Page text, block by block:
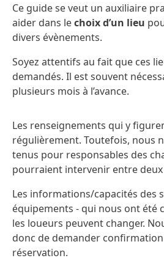
Ce guide se veut un auxiliaire
aider dans lechoix d’un lieu
divers évènements.
Soyez attentifs au fait que ces
demandés. Il est souvent
plusieurs mois à l’avance.
Les renseignements qui y
régulièrement. Toutefois, nous
tenus pour responsables des
pourraient intervenir entre deux
Les informations/capacités des
équipements - qui nous ont été
les loueurs peuvent changer.
donc de demander
réservation.